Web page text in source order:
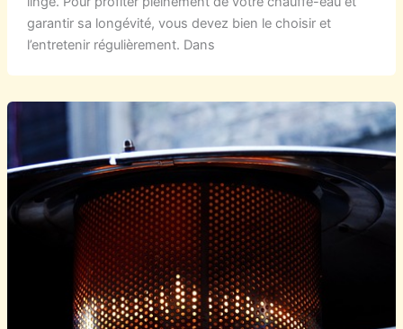
garantir sa longévité, vous devez bien le choisir et
l’entretenir régulièrement. Dans